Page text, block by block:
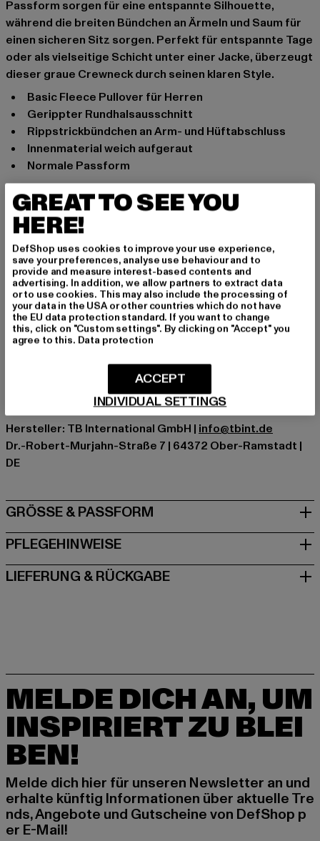
Passform sorgen für eine entspannte Silhouette,
während die breiten Bündchen an Ärmeln und Saum für
einen sicheren Sitz sorgen. Perfekt für entspannte Tage
oder als vielseitige Schicht unter einer Jacke, überzeugt
dieser graue Crewneck durch seinen klaren Style.
Basic Fleece Pullover für Herren
gerippter Rundhalsausschnitt
Rippstrickbündchen an Arm- und Hüftabschluss
Innenmaterial weich aufgeraut
normale Passform
Anlass: Alltag, Freizeit, Casual, Basic
Ausschnitt: Rundhals
Ärmelart: Langarm
Details: Rippstrickbündchen
Schnitt: Normal
Marke: Urban Classics
Kat.: Bekleidung
Farbe: grau
Hersteller Farbe: grey
Materialzusammensetzung: 63% Baumwolle, 37%
Art.Nr: TB1591-00111
Hersteller: TB International GmbH | info@tbint.de
Dr.-Robert-Murjahn-Straße 7 | 64372 Ober-Ramstadt |
DE
GRÖSSE & PASSFORM
PFLEGEHINWEISE
LIEFERUNG & RÜCKGABE
MELDE DICH AN, UM
INSPIRIERT ZU BLEI
BEN!
Melde dich hier für unseren Newsletter an und
erhalte künftig Informationen über aktuelle Tre
nds, Angebote und Gutscheine von DefShop p
er E-Mail!
GREAT TO SEE YOU
HERE!
DefShop uses cookies to improve your use experience,
save your preferences, analyse use behaviour and to
provide and measure interest-based contents and
advertising. In addition, we allow partners to extract data
or to use cookies. This may also include the processing of
your data in the USA or other countries which do not have
the EU data protection standard. If you want to change
this, click on "Custom settings". By clicking on "Accept" you
agree to this. Data protection
INDIVIDUAL SETTINGS
ACCEPT